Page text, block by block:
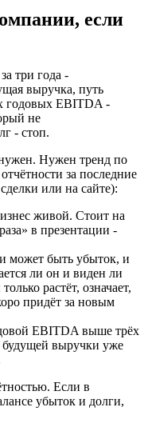
если
три года -
выручка, путь
годовых EBITDA -
не
- стоп.
Нужен тренд по
за последние
или на сайте):
живой. Стоит на
в презентации -
может быть убыток, и
ли он и виден ли
растёт, означает,
придёт за новым
EBITDA выше трёх
будущей выручки уже
Если в
убыток и долги,